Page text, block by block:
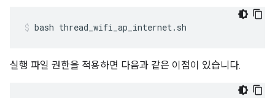
bash thread_wifi_ap_internet.sh
실행 파일 권한을 적용하면 다음과 같은 이점이 있습니다.